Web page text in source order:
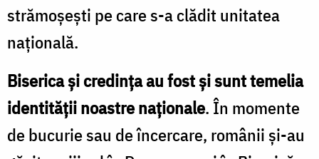
strămoșești pe care s-a clădit unitatea
națională.
Biserica și credința au fost și sunt temelia
identității noastre naționale. În momente
de bucurie sau de încercare, românii și-au